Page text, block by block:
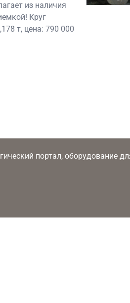
из наличия
Круг
т, цена: 790 000
портал, оборудование